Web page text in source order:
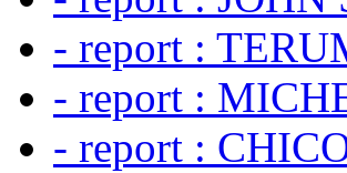
- report :
- report :
- report :